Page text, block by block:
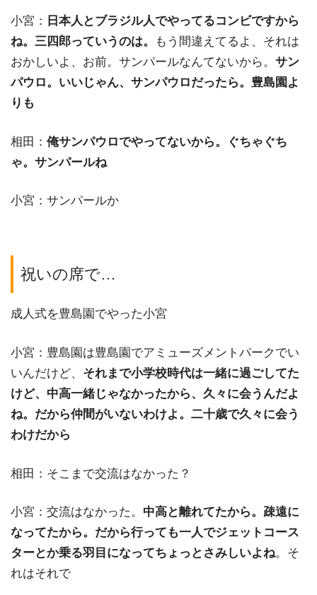
小宮： 日本人とブラジル人でやってるコンビですから
ね。三四郎っていうのは。
もう間違えてるよ、それは
おかしいよ、お前。サンパールなんてないから。 サン
パウロ。いいじゃん、サンパウロだったら。豊島園よ
りも
相田： 俺サンパウロでやってないから。ぐちゃぐち
ゃ。サンパールね
小宮：サンパールか
祝いの席で…
成人式を豊島園でやった小宮
小宮：豊島園は豊島園でアミューズメントパークでい
いんだけど、 それまで小学校時代は一緒に過ごしてた
けど、中高一緒じゃなかったから、久々に会うんだよ
ね。だから仲間がいないわけよ。二十歳で久々に会う
わけだから
相田：そこまで交流はなかった？
小宮：交流はなかった。 中高と離れてたから。疎遠に
なってたから。だから行っても一人でジェットコース
ターとか乗る羽目になってちょっとさみしいよね。そ
れはそれで